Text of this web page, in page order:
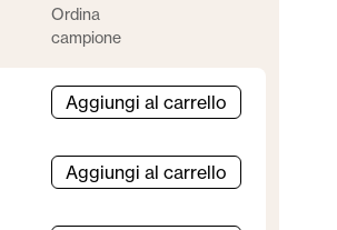
Ordina
campione
Aggiungi al carrello
Aggiungi al carrello